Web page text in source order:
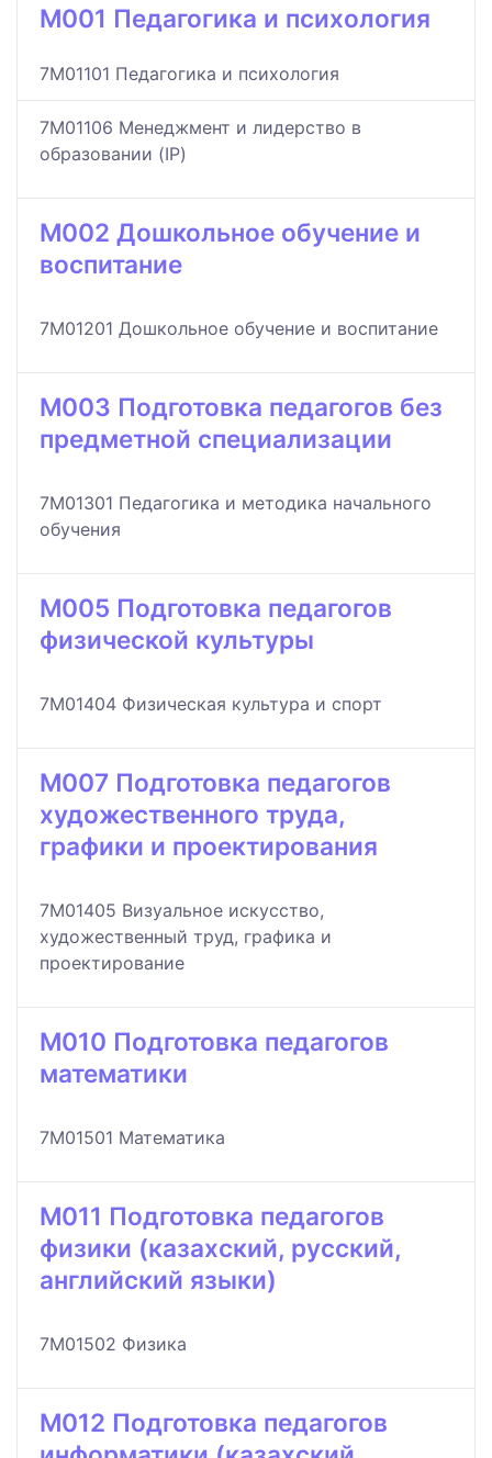
M001 Педагогика и психология
7M01101 Педагогика и психология
7M01106 Менеджмент и лидерство в
образовании (IP)
M002 Дошкольное обучение и
воспитание
7M01201 Дошкольное обучение и воспитание
M003 Подготовка педагогов без
предметной специализации
7M01301 Педагогика и методика начального
обучения
M005 Подготовка педагогов
физической культуры
7M01404 Физическая культура и спорт
M007 Подготовка педагогов
художественного труда,
графики и проектирования
7M01405 Визуальное искусство,
художественный труд, графика и
проектирование
M010 Подготовка педагогов
математики
7M01501 Математика
M011 Подготовка педагогов
физики (казахский, русский,
английский языки)
7M01502 Физика
M012 Подготовка педагогов